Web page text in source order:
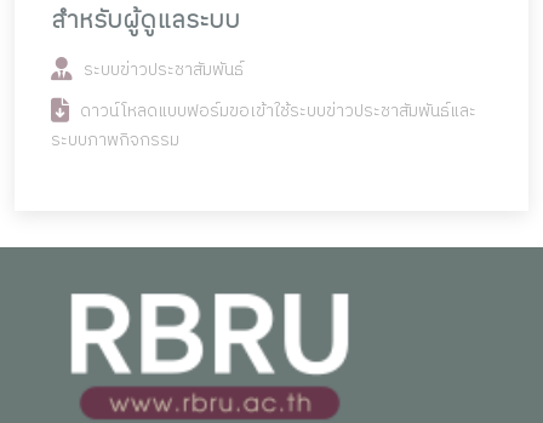
สำหรับผู้ดูแลระบบ
ระบบข่าวประชาสัมพันธ์
ดาวน์โหลดแบบฟอร์มขอเข้าใช้ระบบข่าวประชาสัมพันธ์และ
ระบบภาพกิจกรรม